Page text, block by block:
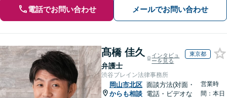
電話でお問い合わせ メールでお問い合わせ
髙橋 佳久
弁護士
インタビュ
ーを見る
東京都
渋谷ブレイン法律事務所
岡山市北区
からも相談
面談方法(対面・
電話・ビデオな
営業時
間：本日